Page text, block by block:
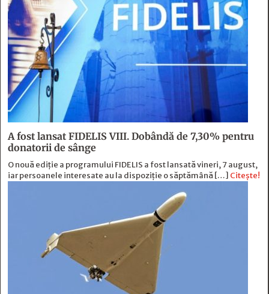
A fost lansat FIDELIS VIII. Dobândă de 7,30% pentru
donatorii de sânge
O nouă ediție a programului FIDELIS a fost lansată vineri, 7 august,
iar persoanele interesate au la dispoziție o săptămână […] Citește!